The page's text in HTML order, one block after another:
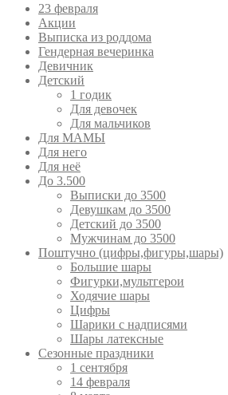
23 февраля
Акции
Выписка из роддома
Гендерная вечеринка
Девичник
Детский
1 годик
Для девочек
Для мальчиков
Для МАМЫ
Для него
Для неё
До 3.500
Выписки до 3500
Девушкам до 3500
Детский до 3500
Мужчинам до 3500
Поштучно (цифры,фигуры,шары)
Большие шары
Фигурки,мультгерои
Ходячие шары
Цифры
Шарики с надписями
Шары латексные
Сезонные праздники
1 сентября
14 февраля